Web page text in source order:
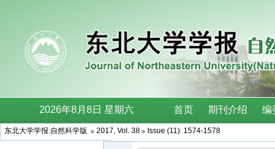
东北大学学报:自然科学版 2017, Vol. 38 Issue (11): 1574-1578